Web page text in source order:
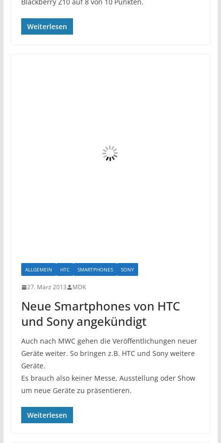
Weiterlesen
ALLGEMEIN HTC SMARTPHONES SONY
27. März 2013 MDK
Neue Smartphones von HTC
und Sony angekündigt
Auch nach MWC gehen die Veröffentlichungen neuer
Geräte weiter. So bringen z.B. HTC und Sony weitere
Geräte.
Es brauch also keiner Messe, Ausstellung oder Show
um neue Geräte zu präsentieren.
Weiterlesen